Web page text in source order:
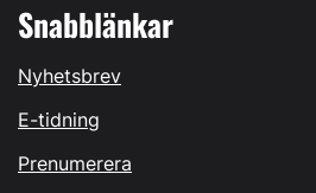
Snabblänkar
Nyhetsbrev
E-tidning
Prenumerera